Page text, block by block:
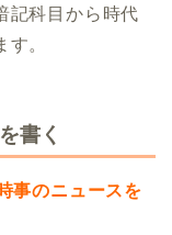
記科目から時代
。
書く
事のニュースを